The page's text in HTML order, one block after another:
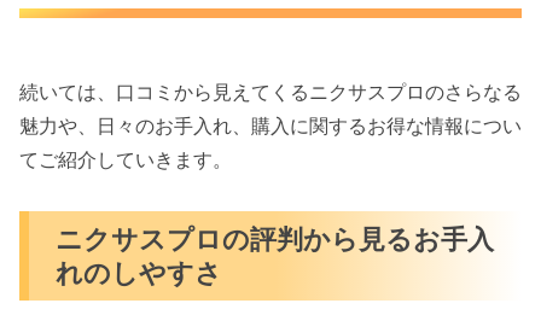
続いては、口コミから見えてくるニクサスプロのさらなる
魅力や、日々のお手入れ、購入に関するお得な情報につい
てご紹介していきます。
ニクサスプロの評判から見るお手入
れのしやすさ